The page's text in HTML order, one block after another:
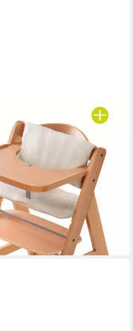
Set (5 St), Holz
Sitzkissen,